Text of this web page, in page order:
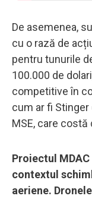
De asemenea,
cu o rază de
pentru tunurile
100.000 de
competitive în
cum ar fi Stinger
MSE, care costă
Proiectul
contextul
aeriene.